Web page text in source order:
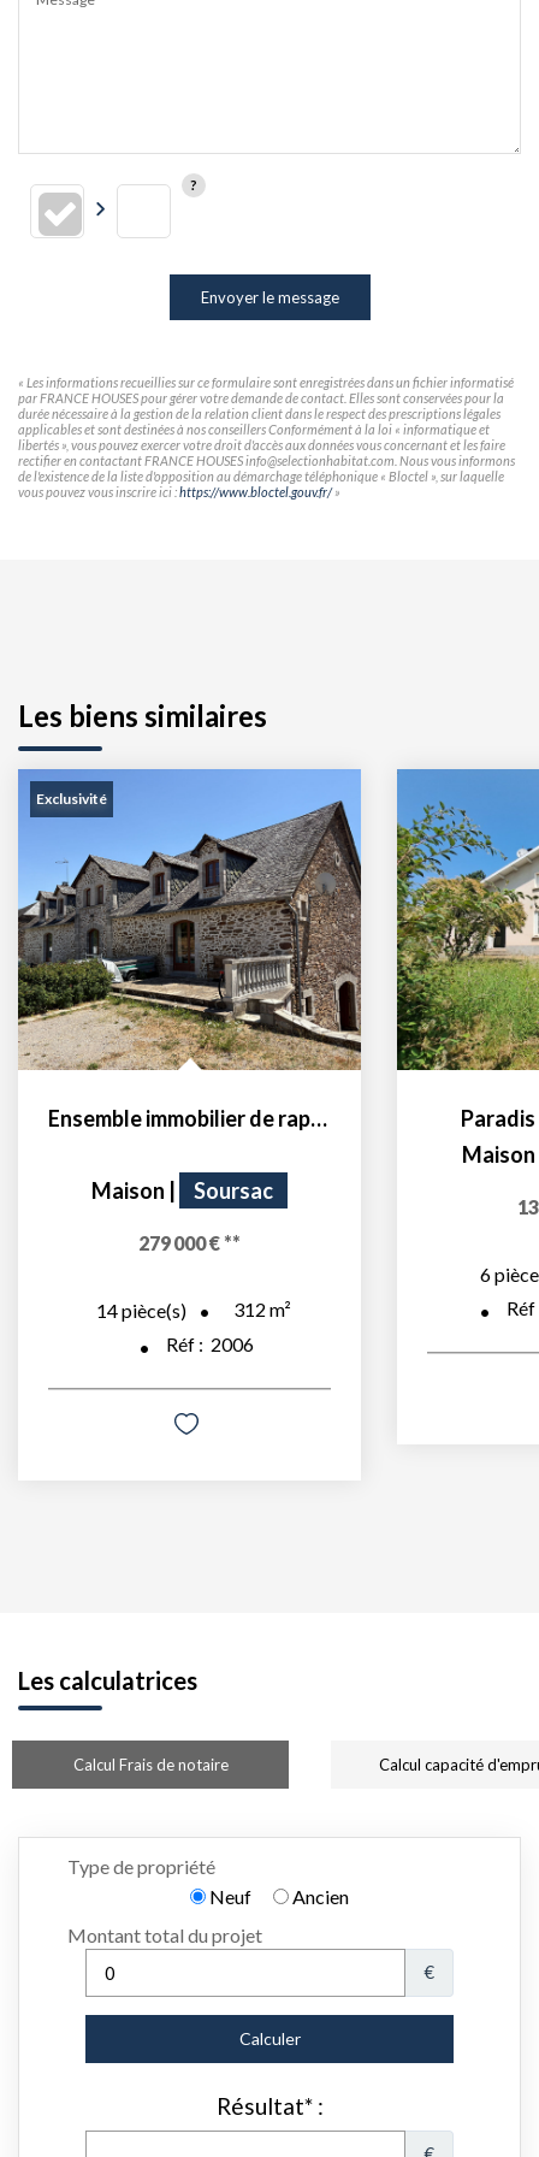
Envoyer le message
« Les informations recueillies sur ce formulaire sont enregistrées dans un fichier informatisé
par FRANCE HOUSES pour gérer votre demande de contact. Elles sont conservées pour la
durée nécessaire à la gestion de la relation client dans le respect des prescriptions légales
applicables et sont destinées à nos conseillers Conformément à la loi « informatique et
libertés », vous pouvez exercer votre droit d'accès aux données vous concernant et les faire
rectifier en contactant FRANCE HOUSES info@selectionhabitat.com. Nous vous informons
de l'existence de la liste d'opposition au démarchage téléphonique « Bloctel », sur laquelle
vous pouvez vous inscrire ici :https://www.bloctel.gouv.fr/»
Les biens similaires
Exclusivité
Ensemble immobilier de rapport -3 maisons
Maison Soursac
279 000 € **
14pièce(s) 312 m²
Réf : 2006
Maison
6
Les calculatrices
Calcul Frais de notaire Calcul capacité